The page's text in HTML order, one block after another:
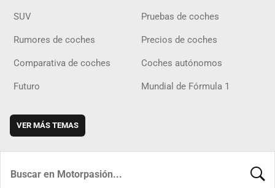
SUV Pruebas de coches
Rumores de coches Precios de coches
Comparativa de coches Coches autónomos
Futuro Mundial de Fórmula 1
VER MÁS TEMAS